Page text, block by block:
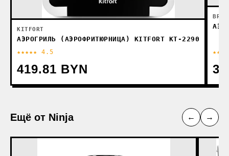
KITFORT
АЭРОГРИЛЬ (АЭРОФРИТЮРНИЦА) KITFORT KT-2290
★★★★★ 4.5
419.81 BYN
Ещё от Ninja ← →